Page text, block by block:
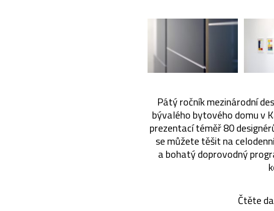
Pátý ročník mezinárodní
bývalého bytového domu v
prezentací téměř 80
se můžete těšit na
a bohatý doprovodný
Čtěte